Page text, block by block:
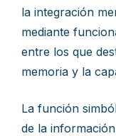
la integración
mediante
entre los que
memoria y la
La función
de la